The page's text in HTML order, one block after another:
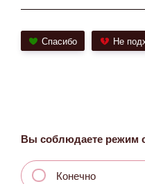
Спасибо Не
Вы соблюдаете режим
Конечно